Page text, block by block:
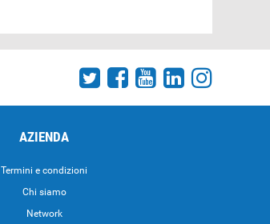
AZIENDA
Termini e condizioni
Chi siamo
Network